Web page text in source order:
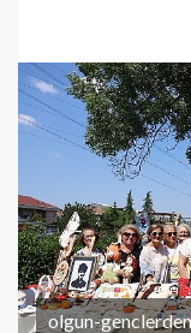
olgun-